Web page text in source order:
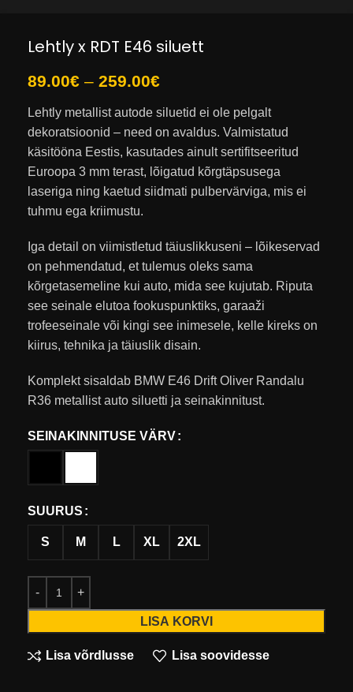
Lehtly x RDT E46 siluett
89.00€ – 259.00€
Lehtly metallist autode siluetid ei ole pelgalt
dekoratsioonid – need on avaldus. Valmistatud
käsitööna Eestis, kasutades ainult sertifitseeritud
Euroopa 3 mm terast, lõigatud kõrgtäpsusega
laseriga ning kaetud siidmati pulbervärviga, mis ei
tuhmu ega kriimustu.
Iga detail on viimistletud täiuslikkuseni – lõikeservad
on pehmendatud, et tulemus oleks sama
kõrgetasemeline kui auto, mida see kujutab. Riputa
see seinale elutoa fookuspunktiks, garaaži
trofeeseinale või kingi see inimesele, kelle kireks on
kiirus, tehnika ja täiuslik disain.
Komplekt sisaldab BMW E46 Drift Oliver Randalu
R36 metallist auto siluetti ja seinakinnitust.
SEINAKINNITUSE VÄRV
SUURUS
S M L XL 2XL
LISA KORVI
Lisa võrdlusse Lisa soovidesse